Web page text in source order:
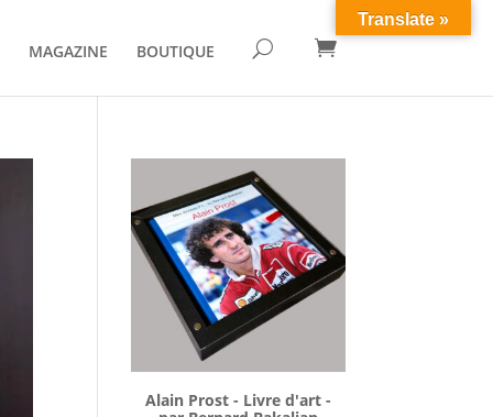
MAGAZINE BOUTIQUE U 
Alain Prost - Livre d'art -
Translate »